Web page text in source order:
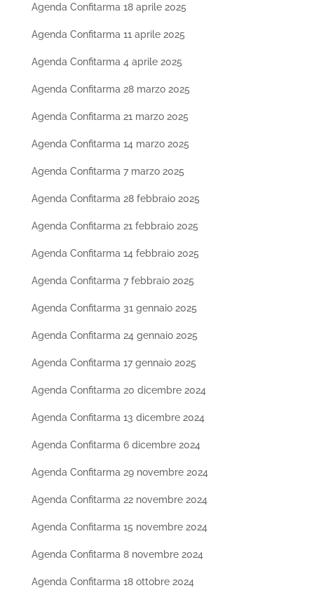
Agenda Confitarma 18 aprile 2025
Agenda Confitarma 11 aprile 2025
Agenda Confitarma 4 aprile 2025
Agenda Confitarma 28 marzo 2025
Agenda Confitarma 21 marzo 2025
Agenda Confitarma 14 marzo 2025
Agenda Confitarma 7 marzo 2025
Agenda Confitarma 28 febbraio 2025
Agenda Confitarma 21 febbraio 2025
Agenda Confitarma 14 febbraio 2025
Agenda Confitarma 7 febbraio 2025
Agenda Confitarma 31 gennaio 2025
Agenda Confitarma 24 gennaio 2025
Agenda Confitarma 17 gennaio 2025
Agenda Confitarma 20 dicembre 2024
Agenda Confitarma 13 dicembre 2024
Agenda Confitarma 6 dicembre 2024
Agenda Confitarma 29 novembre 2024
Agenda Confitarma 22 novembre 2024
Agenda Confitarma 15 novembre 2024
Agenda Confitarma 8 novembre 2024
Agenda Confitarma 18 ottobre 2024